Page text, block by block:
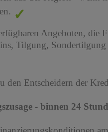
Angeboten, die
Tilgung,
den Entscheidern der
- binnen 24